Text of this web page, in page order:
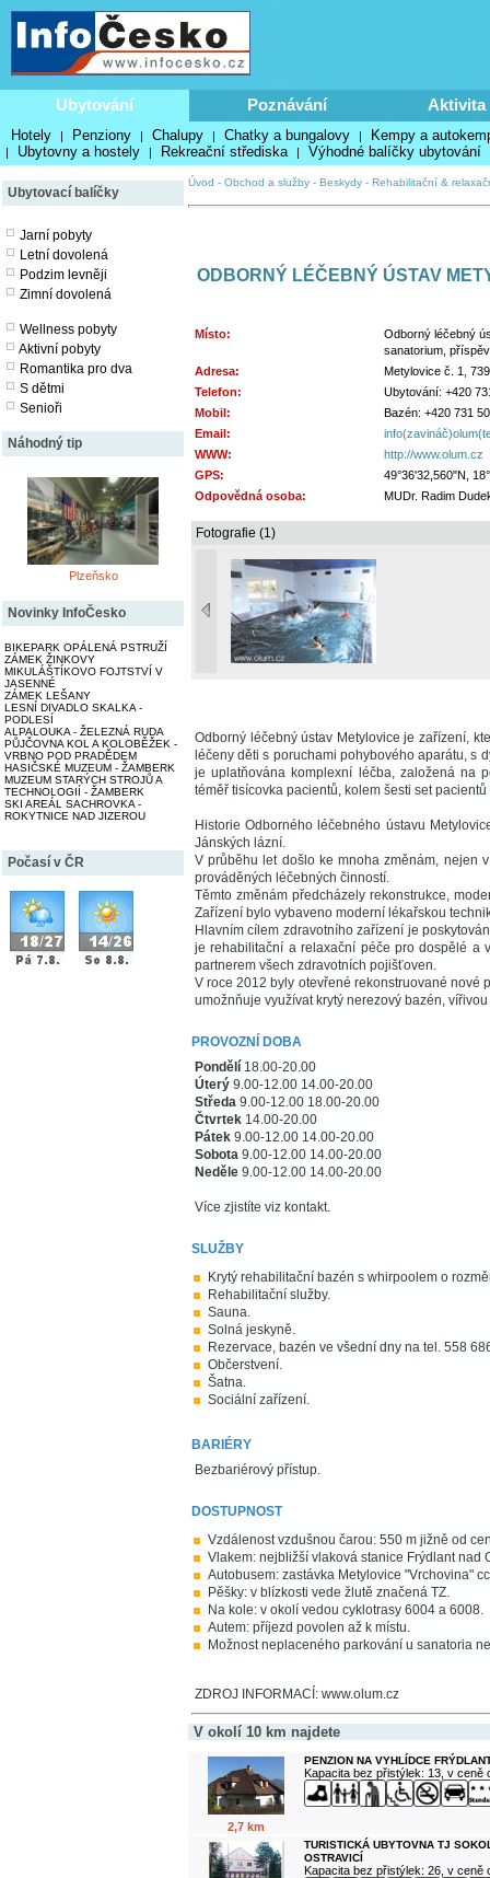
Ubytování Poznávání Aktivita
Hotely | Penziony | Chalupy | Chatky a bungalovy | Kempy a
| Ubytovny a hostely | Rekreační střediska | Výhodné balíčky ubytování
Ubytovací balíčky
Jarní pobyty
Letní dovolená
Podzim levněji
Zimní dovolená
Wellness pobyty
Aktivní pobyty
Romantika pro dva
S dětmi
Senioři
Náhodný tip
Plzeňsko
Novinky InfoČesko
BIKEPARK OPÁLENÁ PSTRUŽÍ
ZÁMEK ŽINKOVY
MIKULÁŠTÍKOVO FOJTSTVÍ V
JASENNÉ
ZÁMEK LEŠANY
LESNÍ DIVADLO SKALKA -
PODLESÍ
ALPALOUKA - ŽELEZNÁ RUDA
PŮJČOVNA KOL A KOLOBĚŽEK -
VRBNO POD PRADĚDEM
HASIČSKÉ MUZEUM - ŽAMBERK
MUZEUM STARÝCH STROJŮ A
TECHNOLOGIÍ - ŽAMBERK
SKI AREÁL SACHROVKA -
ROKYTNICE NAD JIZEROU
Počasí v ČR
Úvod - Obchod a služby - Beskydy - Rehabilitační &
ODBORNÝ LÉČEBNÝ ÚSTAV
Místo:
Odborný léčebný
sanatorium,
Adresa:
Metylovice č. 1,
Telefon:
Ubytování: +420
Mobil:
Bazén: +420 731
Email:
WWW:
http://www.olum.cz
GPS:
49°36'32,560"N,
Odpovědná osoba:
MUDr. Radim
Fotografie (1)
Odborný léčebný ústav Metylovice je zařízení,
léčeny děti s poruchami pohybového aparátu, s
je uplatňována komplexní léčba, založená na
téměř tisícovka pacientů, kolem šesti set
Historie Odborného léčebného ústavu
Jánských lázní.
V průběhu let došlo ke mnoha změnám, nejen
prováděných léčebných činností.
Těmto změnám předcházely rekonstrukce,
Zařízení bylo vybaveno moderní lékařskou
Hlavním cílem zdravotního zařízení je
je rehabilitační a relaxační péče pro dospělé a
partnerem všech zdravotních pojišťoven.
V roce 2012 byly otevřené rekonstruované nové
umožnňuje využívat krytý nerezový bazén,
PROVOZNÍ DOBA
Pondělí 18.00-20.00
Úterý 9.00-12.00 14.00-20.00
Středa 9.00-12.00 18.00-20.00
Čtvrtek 14.00-20.00
Pátek 9.00-12.00 14.00-20.00
Sobota 9.00-12.00 14.00-20.00
Neděle 9.00-12.00 14.00-20.00
Více zjistíte viz kontakt.
SLUŽBY
Krytý rehabilitační bazén s whirpoolem o
Rehabilitační služby.
Sauna.
Solná jeskyně.
Rezervace, bazén ve všední dny na tel. 558
Občerstvení.
Šatna.
Sociální zařízení.
BARIÉRY
Bezbariérový přístup.
DOSTUPNOST
Vzdálenost vzdušnou čarou: 550 m jižně od
Vlakem: nejbližší vlaková stanice Frýdlant nad
Autobusem: zastávka Metylovice "Vrchovina"
Pěšky: v blízkosti vede žlutě značená TZ.
Na kole: v okolí vedou cyklotrasy 6004 a 6008.
Autem: příjezd povolen až k místu.
Možnost neplaceného parkování u sanatoria
ZDROJ INFORMACÍ: www.olum.cz
V okolí 10 km najdete
2,7 km
PENZION NA VYHLÍDCE
Kapacita bez přistýlek: 13, v ceně
TURISTICKÁ UBYTOVNA TJ
OSTRAVICÍ
Kapacita bez přistýlek: 26, v ceně